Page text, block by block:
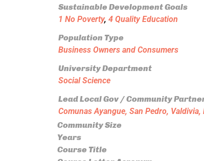
Sustainable Development Goals
1 No Poverty, 4 Quality Education
Population Type
Business Owners and Consumers
University Department
Social Science
Lead Local Gov / Community
Comunas Ayangue, San Pedro,
Community Size
Years
Course Title